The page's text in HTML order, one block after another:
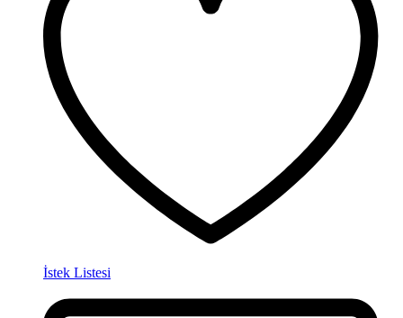
İstek Listesi